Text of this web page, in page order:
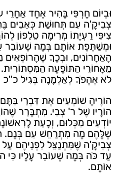
וּבְיוֹם חָרְפִּי בָּהִיר אֶחָד
צְבִיקָ'ה עִם תְּחוּשַׁת כְּאֵבִים
צִיפִּי רַעְיָתוֹ מְרִימָה טֵלֵפוֹן
וּמְשַׁתֶּפֶת אוֹתָם בְּמָה שֶׁעוֹבֵר
הָאַחֲרוֹנִים, וּבְכָךְ
מֵאֲחוֹרֵי הַתּוֹפָעָה
לֹא אֶהֱפֹךְ לְאַלְמָנָה בְּגִיל כ''כ
הוֹרֶיהָ שׁוֹמְעִים אֶת דִּבְרֵי
הוֹרָיו שֶׁל ר' צְבִי. מִתְבָּרֵר
יוֹדְעִים מִכְּלוּם, וְכָעֵת
שֶׁלָּהֶם מָה מִתְרַחֵשׁ עִם בְּנָם.
צְבִיקָ'ה שֶׁמִּתְנַצֵּל לִפְנֵיהֶם
עַד כֹּה בְּמָה שֶׁעוֹבֵר עָלָיו כִּי
אוֹתָם.